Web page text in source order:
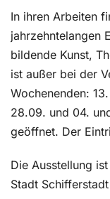
In ihren Arbeiten
jahrzehntelangen
bildende Kunst,
ist außer bei der
Wochenenden:
28.09. und 04.
geöffnet. Der
Die Ausstellung
Stadt